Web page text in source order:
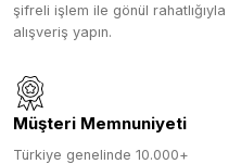
şifreli işlem ile gönül rahatlığıyla
alışveriş yapın.
Müşteri Memnuniyeti
Türkiye genelinde 10.000+